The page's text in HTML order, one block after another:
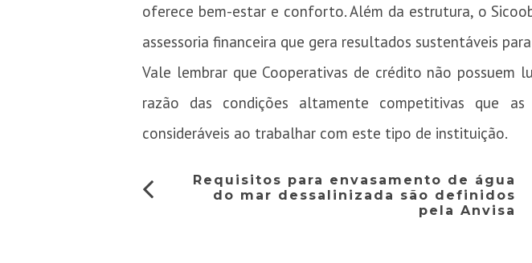
oferece bem-estar e conforto. Além da estrutura, o
assessoria financeira que gera resultados sustentáveis
Vale lembrar que Cooperativas de crédito não possuem
razão das condições altamente competitivas que
consideráveis ao trabalhar com este tipo de instituição.
Requisitos para envasamento de água
do mar dessalinizada são definidos
pela Anvisa